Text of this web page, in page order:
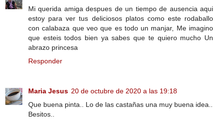
Mi querida amiga despues de un tiempo de ausencia aqui
estoy para ver tus deliciosos platos como este rodaballo
con calabaza que veo que es todo un manjar, Me imagino
que esteis todos bien ya sabes que te quiero mucho Un
abrazo princesa
Responder
Maria Jesus 20 de octubre de 2020 a las 19:18
Que buena pinta.. Lo de las castañas una muy buena idea..
Besitos..